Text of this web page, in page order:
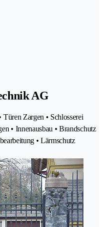
AG
Türen Zargen • Schlosserei
• Innenausbau • Brandschutz
• Lärmschutz